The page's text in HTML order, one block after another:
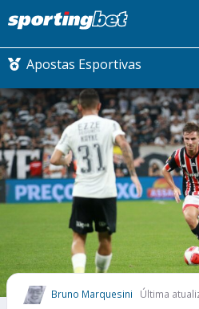
Apostas Esportivas
CONMEBOL
FUTEBOL NACIONAL
FUTEBOL
COMO APOSTAR
MAIS ESPORTES
Bruno Marquesini Última